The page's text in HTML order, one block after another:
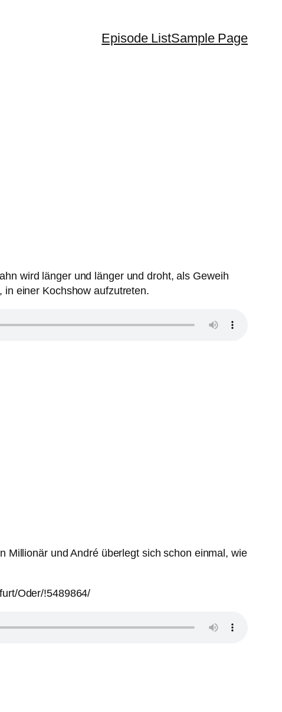
Episode ListSample Page
wird länger und länger und droht, als Geweih
einer Kochshow aufzutreten.
Millionär und André überlegt sich schon einmal, wie
Oder/!5489864/